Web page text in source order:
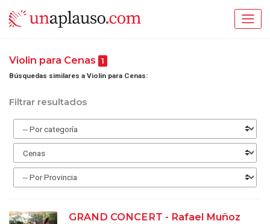
Violin para Cenas 1
Búsquedas similares a Violin para Cenas:
Filtrar resultados
GRAND CONCERT - Rafael Muñoz